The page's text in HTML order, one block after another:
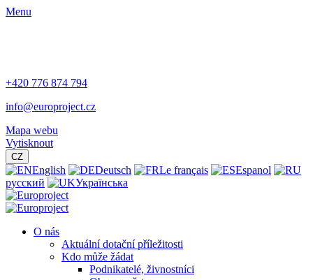
Menu
+420 776 874 794
info@europroject.cz
Mapa webu
Vytisknout
CZ
English Deutsch Le français
Espanol
русский
Українська
O nás
Aktuální dotační příležitosti
Kdo může žádat
Podnikatelé, živnostníci